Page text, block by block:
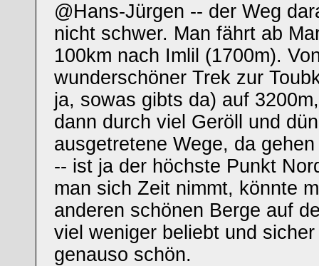
@Hans-Jürgen -- der Weg
nicht schwer. Man fährt ab
100km nach Imlil (1700m).
wunderschöner Trek zur
ja, sowas gibts da) auf
dann durch viel Geröll und
ausgetretene Wege, da
-- ist ja der höchste Punkt
man sich Zeit nimmt, könnte
anderen schönen Berge auf
viel weniger beliebt und
genauso schön.